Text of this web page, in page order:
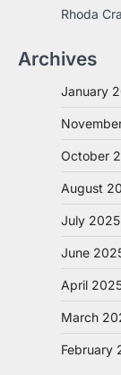
Rhoda
Archives
January
October
August
July 2025
June
April
March
February